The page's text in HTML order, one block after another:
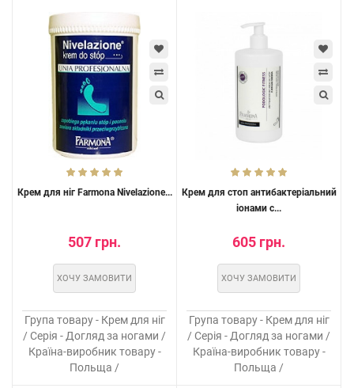
Крем для ніг Farmona Nivelazione...
507 грн.
ХОЧУ ЗАМОВИТИ
Група товару - Крем для ніг
/ Серія - Догляд за ногами /
Країна-виробник товару -
Польща /
Крем для стоп антибактеріальний
іонами с...
605 грн.
ХОЧУ ЗАМОВИТИ
Група товару - Крем для ніг
/ Серія - Догляд за ногами /
Країна-виробник товару -
Польща /